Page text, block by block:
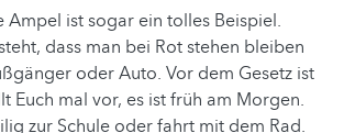
Ampel ist sogar ein tolles Beispiel.
dass man bei Rot stehen bleiben
oder Auto. Vor dem Gesetz ist
Euch mal vor, es ist früh am Morgen.
zur Schule oder fahrt mit dem Rad.